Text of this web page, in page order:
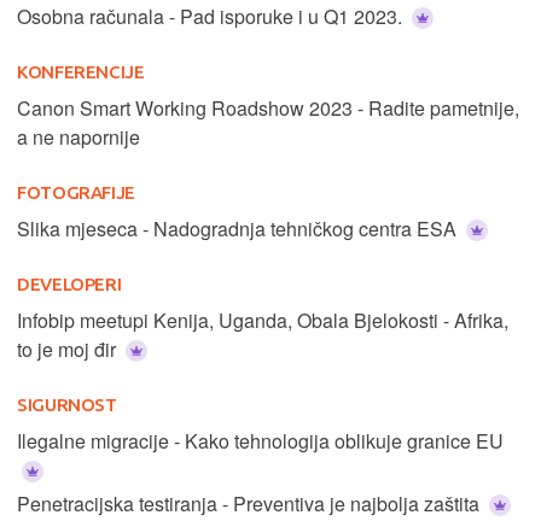
Osobna računala - Pad isporuke i u Q1 2023.
KONFERENCIJE
Canon Smart Working Roadshow 2023 - Radite pametnije,
a ne napornije
FOTOGRAFIJE
Slika mjeseca - Nadogradnja tehničkog centra ESA
DEVELOPERI
Infobip meetupi Kenija, Uganda, Obala Bjelokosti - Afrika,
to je moj đir
SIGURNOST
Ilegalne migracije - Kako tehnologija oblikuje granice EU
Penetracijska testiranja - Preventiva je najbolja zaštita